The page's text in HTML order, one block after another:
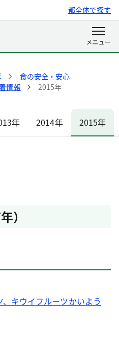
都全体で探す
食の安全・安心
情報 2015年
年 2014年 2015年
）
キウイフルーツかいよう